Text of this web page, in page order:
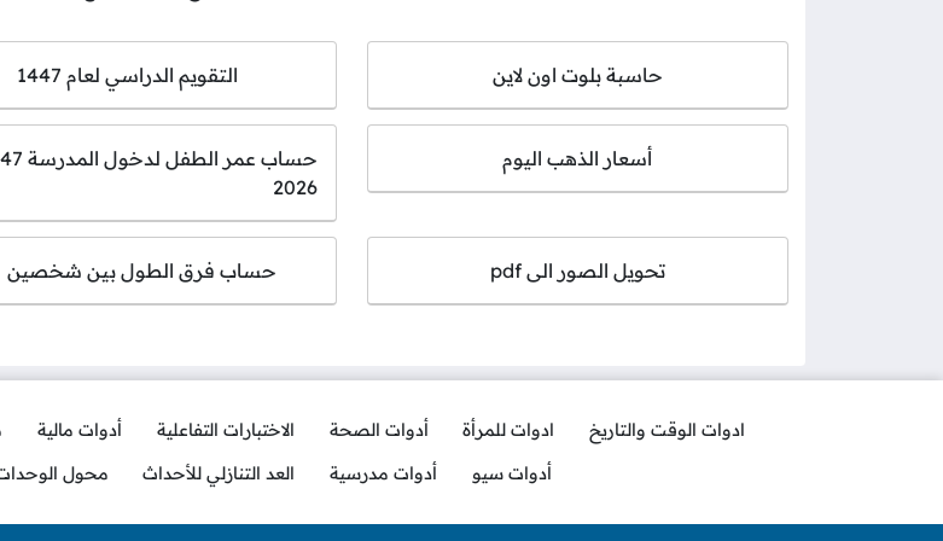
حاسبة بلوت اون لاين التقويم الدراسي لعام 1447
أسعار الذهب اليوم
2026
تحويل الصور الى pdf حساب فرق الطول بين
ادوات الوقت والتاريخ ادوات للمرأة أدوات الصحة الاختبارات التفاعلية أدوات مالية
أدوات سيو
أدوات مدرسية العد التنازلي للأحداث محول